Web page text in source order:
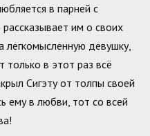
в парней с
им о своих
легкомысленную девушку,
только в этот раз всё
Сигэту от толпы своей
ему в любви, тот со всей